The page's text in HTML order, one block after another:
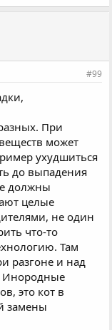
#99
При
может
ухудшиться
до выпадения
должны
целые
не один
что-то
Там
разгоне и над
Инородные
это кот в
замены